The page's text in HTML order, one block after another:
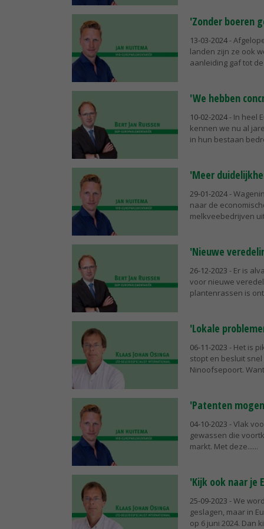
'Zonder boeren
13-03-2024-
landen zijn ze ook
aanleiding gaf tot
'We hebben
10-02-2024- In heel
kennen we nu al
in hun bestaan
'Meer
29-01-2024-
naar de
melkveebedrijven
'Nieuwe
26-12-2023 - Er is
voor nieuwe
plantenrassen is
'Lokale
06-11-2023 - Het is
stopt en besluit
Ninoofsepoort.
'Patenten
04-10-2023 - Vlak
gewassen die
markt. Met deze...
'Kijk ook naar je
25-09-2023 - We
geslagen, maar in
op 6 juni 2024. Dan